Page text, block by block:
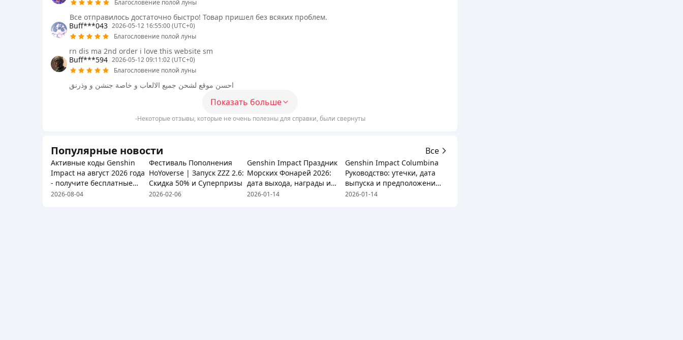
Благословение полой луны
Все отправилось достаточно быстро! Товар пришел без всяких проблем.
Buff***043 2026-05-12 16:55:00 (UTC+0)
Благословение полой луны
rn dis ma 2nd order i love this website sm
Buff***594 2026-05-12 09:11:02 (UTC+0)
Благословение полой луны
احسن موقع لشحن جميع الالعاب و خاصة جنشن و وذرنق
Показать больше
-Некоторые отзывы, которые не очень полезны для справки, были свернуты
Популярные новости Все
Активные коды Genshin
Impact на август 2026 года
- получите бесплатные
награды!
2026-08-04
Фестиваль Пополнения
HoYoverse | Запуск ZZZ 2.6:
Скидка 50% и Суперпризы
2026-02-06
Genshin Impact Праздник
Морских Фонарей 2026:
дата выхода, награды и
список бесплатных
2026-01-14
Genshin Impact Columbina
Руководство: утечки, дата
выпуска и предположения
о сборке
2026-01-14